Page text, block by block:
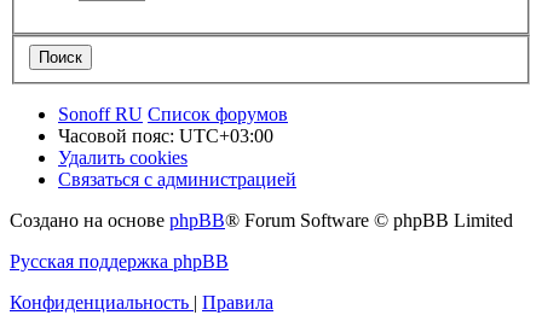
Sonoff RU Список форумов
Часовой пояс: UTC+03:00
Удалить cookies
Связаться с администрацией
Создано на основе phpBB® Forum Software © phpBB Limited
Русская поддержка phpBB
Конфиденциальность | Правила